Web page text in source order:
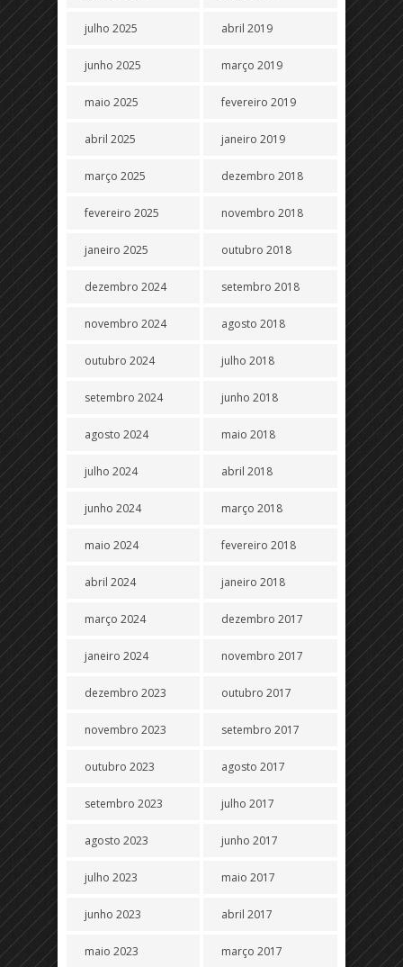
julho 2025
junho 2025
maio 2025
abril 2025
março 2025
fevereiro 2025
janeiro 2025
dezembro 2024
novembro 2024
outubro 2024
setembro 2024
agosto 2024
julho 2024
junho 2024
maio 2024
abril 2024
março 2024
janeiro 2024
dezembro 2023
novembro 2023
outubro 2023
setembro 2023
agosto 2023
julho 2023
junho 2023
maio 2023
abril 2019
março 2019
fevereiro 2019
janeiro 2019
dezembro 2018
novembro 2018
outubro 2018
setembro 2018
agosto 2018
julho 2018
junho 2018
maio 2018
abril 2018
março 2018
fevereiro 2018
janeiro 2018
dezembro 2017
novembro 2017
outubro 2017
setembro 2017
agosto 2017
julho 2017
junho 2017
maio 2017
abril 2017
março 2017